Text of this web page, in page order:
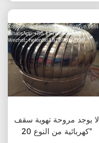
لا يوجد مروحة تهوية سقف
كهربائية من النوع 20"